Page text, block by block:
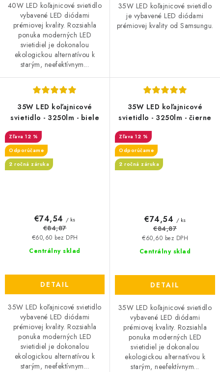
40W LED koľajnicové svietidlo
vybavené LED diódami
prémiovej kvality. Rozsiahla
ponuka moderných LED
svietidiel je dokonalou
ekologickou alternatívou k
starým, neefektívnym...
35W LED koľajnicové svietidlo
je vybavené LED diódami
prémiovej kvality od Samsungu.
35W LED koľajnicové
svietidlo - 3250lm - biele
12 %
Odporúčame
2 ročná záruka
Centrálny sklad
€60,60 bez DPH
€74,54 / ks
€84,87
DETAIL
35W LED koľajnicové svietidlo
vybavené LED diódami
prémiovej kvality. Rozsiahla
ponuka moderných LED
svietidiel je dokonalou
ekologickou alternatívou k
starým, neefektívnym...
35W LED koľajnicové
svietidlo - 3250lm - čierne
12 %
Odporúčame
2 ročná záruka
Centrálny sklad
€60,60 bez DPH
€74,54 / ks
€84,87
DETAIL
35W LED koľajnicové svietidlo
vybavené LED diódami
prémiovej kvality. Rozsiahla
ponuka moderných LED
svietidiel je dokonalou
ekologickou alternatívou k
starým, neefektívnym...